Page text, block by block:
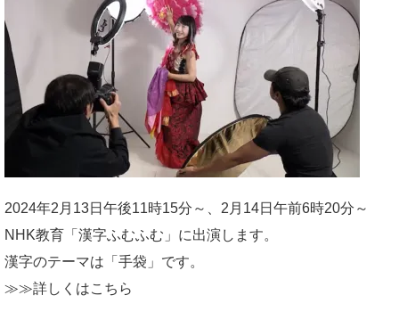
2024年2月13日午後11時15分～、2月14日午前6時20分～
NHK教育「漢字ふむふむ」に出演します。
漢字のテーマは「手袋」です。
≫≫詳しくはこちら